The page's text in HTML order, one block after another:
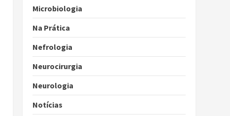
Microbiologia
Na Prática
Nefrologia
Neurocirurgia
Neurologia
Notícias